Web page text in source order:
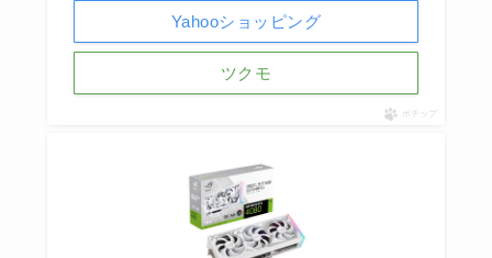
Yahooショッピング
ツクモ
ポチップ